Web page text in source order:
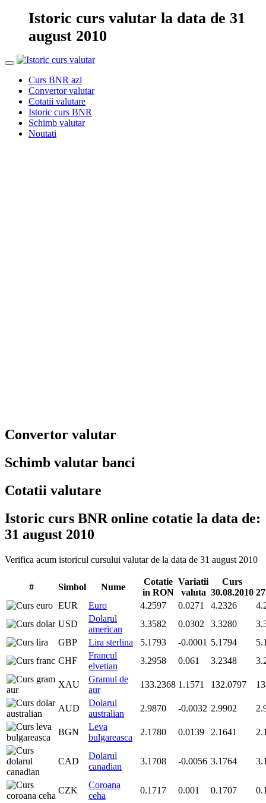
Istoric curs valutar la data de 31
august 2010
Curs BNR azi
Convertor valutar
Cotatii valutare
Istoric curs BNR
Schimb valutar
Noutati
Convertor valutar
Schimb valutar banci
Cotatii valutare
Istoric curs BNR online cotatie la data de:
31 august 2010
Verifica acum istoricul cursului valutar de la data de 31 august 2010
# Simbol Nume
Cotatie
in RON
Variatii
valuta
Curs
30.08.2010
EUR
Euro 4.2597 0.0271 4.2326
USD
Dolarul
american
3.3582 0.0302 3.3280
GBP
Lira sterlina 5.1793 -0.0001 5.1794
CHF
Francul
elvetian
3.2958 0.061 3.2348
XAU
Gramul de
aur
133.2368 1.1571 132.0797
AUD
Dolarul
australian
2.9870 -0.0032 2.9902
BGN
Leva
bulgareasca
2.1780 0.0139 2.1641
CAD
Dolarul
canadian
3.1708 -0.0056 3.1764
CZK
Coroana
ceha
0.1717 0.001 0.1707